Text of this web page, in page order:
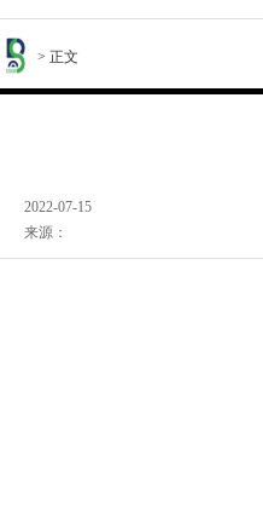
> 正文
2022-07-15
来源：